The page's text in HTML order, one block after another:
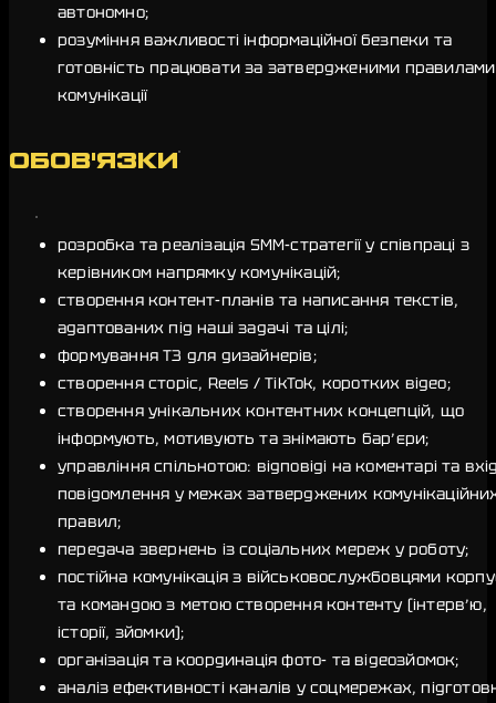
автономно;
розуміння важливості інформаційної безпеки та
готовність працювати за затвердженими правилами
комунікації
ОБОВ'ЯЗКИ
розробка та реалізація SMM-стратегії у співпраці з
керівником напрямку комунікацій;
створення контент-планів та написання текстів,
адаптованих під наші задачі та цілі;
формування ТЗ для дизайнерів;
створення сторіс, Reels / TikTok, коротких відео;
створення унікальних контентних концепцій, що
інформують, мотивують та знімають бар’єри;
управління спільнотою: відповіді на коментарі та
повідомлення у межах затверджених
правил;
передача звернень із соціальних мереж у роботу;
постійна комунікація з військовослужбовцями
та командою з метою створення контенту (інтерв’ю,
історії, зйомки);
організація та координація фото- та відеозйомок;
аналіз ефективності каналів у соцмережах,